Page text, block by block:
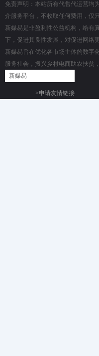
免责声明：本站所有代售代运营均
介服务平台，不收取任何费用，仅
新媒易是非盈利性公益机构，给有
下，促进其良性发展，对促进网络
新媒易旨在优化各市场主体的数字
服务社会，振兴乡村电商助农扶贫
新媒易
>申请友情链接